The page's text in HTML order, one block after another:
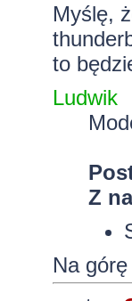
Myślę,
to
Ludwik
Z
Na górę